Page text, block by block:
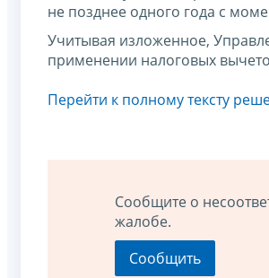
не позднее одного года с
Учитывая изложенное,
применении налоговых
Перейти к полному тексту
Сообщите о
жалобе.